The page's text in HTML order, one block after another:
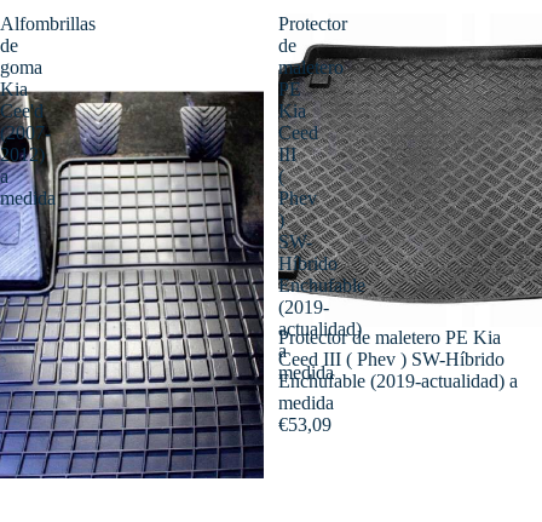
Alfombrillas
de
goma
Kia
Cee'd
(2007-
2012)
a
medida
Protector
de
maletero
PE
Kia
Ceed
III
(
Phev
)
SW-
Híbrido
Enchufable
(2019-
actualidad)
a
medida
Protector de maletero PE Kia
Ceed III ( Phev ) SW-Híbrido
Enchufable (2019-actualidad) a
medida
€53,09